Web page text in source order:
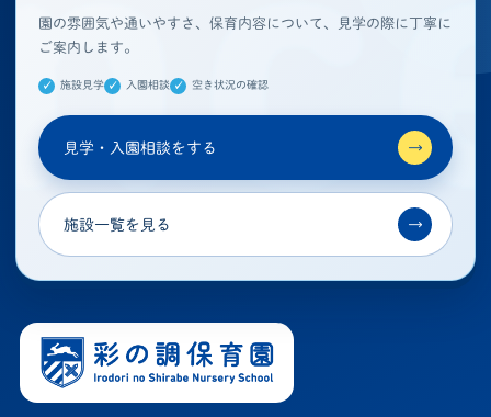
園の雰囲気や通いやすさ、保育内容について、見学の際に丁寧に
ご案内します。
施設見学 入園相談 空き状況の確認
見学・入園相談をする →
施設一覧を見る →